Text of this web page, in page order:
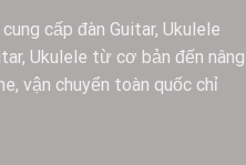
cấp đàn Guitar, Ukulele
Ukulele từ cơ bản đến nâng
vận chuyển toàn quốc chỉ